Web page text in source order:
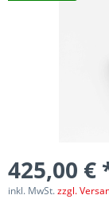
425,00 €
inkl. MwSt.zzgl.